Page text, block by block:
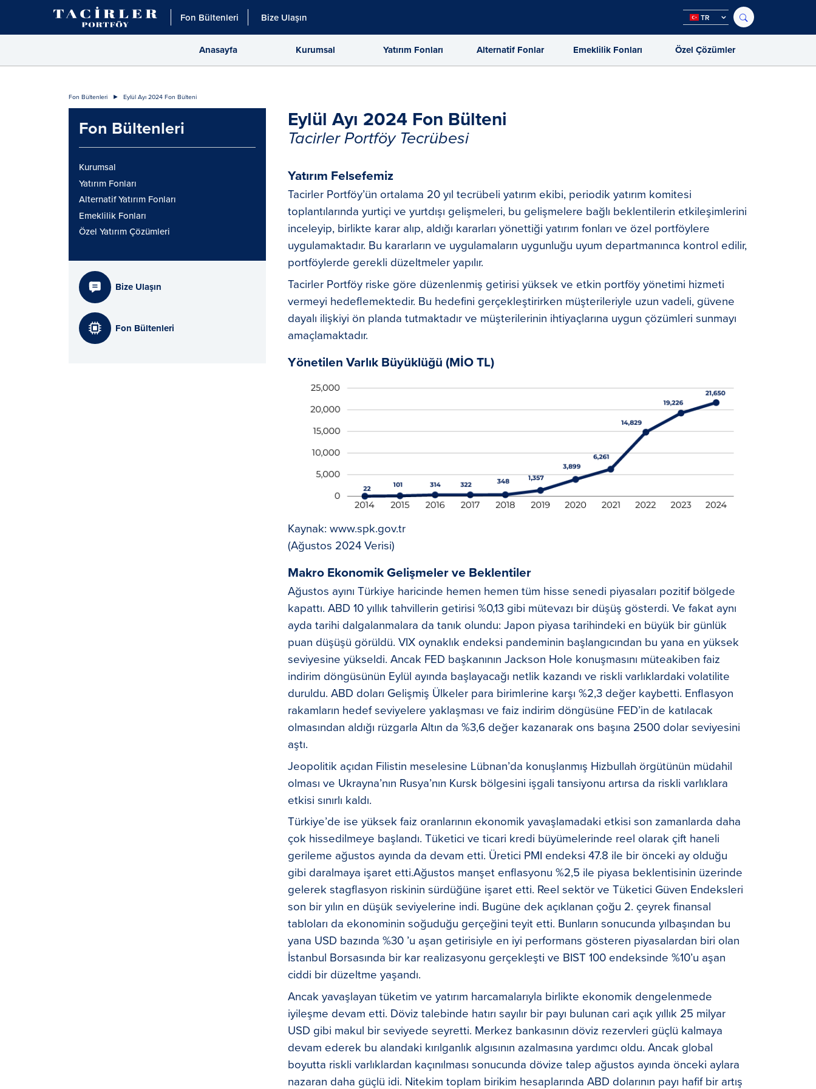
Fon Bültenleri Bize Ulaşın TR
Anasayfa Kurumsal Yatırım Fonları Alternatif Fonlar Emeklilik Fonları Özel Çözümler
Fon Bültenleri Eylül Ayı 2024 Fon Bülteni
Fon Bültenleri
Kurumsal
Yatırım Fonları
Alternatif Yatırım Fonları
Emeklilik Fonları
Özel Yatırım Çözümleri
Bize Ulaşın
Fon Bültenleri
Eylül Ayı 2024 Fon Bülteni
Tacirler Portföy Tecrübesi
Yatırım Felsefemiz
Tacirler Portföy’ün ortalama 20 yıl tecrübeli yatırım ekibi, periodik yatırım komitesi
toplantılarında yurtiçi ve yurtdışı gelişmeleri, bu gelişmelere bağlı beklentilerin etkileşimlerini
inceleyip, birlikte karar alıp, aldığı kararları yönettiği yatırım fonları ve özel portföylere
uygulamaktadır. Bu kararların ve uygulamaların uygunluğu uyum departmanınca kontrol edilir,
portföylerde gerekli düzeltmeler yapılır.
Tacirler Portföy riske göre düzenlenmiş getirisi yüksek ve etkin portföy yönetimi hizmeti
vermeyi hedeflemektedir. Bu hedefini gerçekleştirirken müşterileriyle uzun vadeli, güvene
dayalı ilişkiyi ön planda tutmaktadır ve müşterilerinin ihtiyaçlarına uygun çözümleri sunmayı
amaçlamaktadır.
Yönetilen Varlık Büyüklüğü (MİO TL)
Kaynak: www.spk.gov.tr
(Ağustos 2024 Verisi)
Makro Ekonomik Gelişmeler ve Beklentiler
Ağustos ayını Türkiye haricinde hemen hemen tüm hisse senedi piyasaları pozitif bölgede
kapattı. ABD 10 yıllık tahvillerin getirisi %0,13 gibi mütevazı bir düşüş gösterdi. Ve fakat aynı
ayda tarihi dalgalanmalara da tanık olundu: Japon piyasa tarihindeki en büyük bir günlük
puan düşüşü görüldü. VIX oynaklık endeksi pandeminin başlangıcından bu yana en yüksek
seviyesine yükseldi. Ancak FED başkanının Jackson Hole konuşmasını müteakiben faiz
indirim döngüsünün Eylül ayında başlayacağı netlik kazandı ve riskli varlıklardaki volatilite
duruldu. ABD doları Gelişmiş Ülkeler para birimlerine karşı %2,3 değer kaybetti. Enflasyon
rakamların hedef seviyelere yaklaşması ve faiz indirim döngüsüne FED’in de katılacak
olmasından aldığı rüzgarla Altın da %3,6 değer kazanarak ons başına 2500 dolar seviyesini
aştı.
Jeopolitik açıdan Filistin meselesine Lübnan’da konuşlanmış Hizbullah örgütünün müdahil
olması ve Ukrayna’nın Rusya’nın Kursk bölgesini işgali tansiyonu artırsa da riskli varlıklara
etkisi sınırlı kaldı.
Türkiye’de ise yüksek faiz oranlarının ekonomik yavaşlamadaki etkisi son zamanlarda daha
çok hissedilmeye başlandı. Tüketici ve ticari kredi büyümelerinde reel olarak çift haneli
gerileme ağustos ayında da devam etti. Üretici PMI endeksi 47.8 ile bir önceki ay olduğu
gibi daralmaya işaret etti.Ağustos manşet enflasyonu %2,5 ile piyasa beklentisinin üzerinde
gelerek stagflasyon riskinin sürdüğüne işaret etti. Reel sektör ve Tüketici Güven Endeksleri
son bir yılın en düşük seviyelerine indi. Bugüne dek açıklanan çoğu 2. çeyrek finansal
tabloları da ekonominin soğuduğu gerçeğini teyit etti. Bunların sonucunda yılbaşından bu
yana USD bazında %30 ’u aşan getirisiyle en iyi performans gösteren piyasalardan biri olan
İstanbul Borsasında bir kar realizasyonu gerçekleşti ve BIST 100 endeksinde %10’u aşan
ciddi bir düzeltme yaşandı.
Ancak yavaşlayan tüketim ve yatırım harcamalarıyla birlikte ekonomik dengelenmede
iyileşme devam etti. Döviz talebinde hatırı sayılır bir payı bulunan cari açık yıllık 25 milyar
USD gibi makul bir seviyede seyretti. Merkez bankasının döviz rezervleri güçlü kalmaya
devam ederek bu alandaki kırılganlık algısının azalmasına yardımcı oldu. Ancak global
boyutta riskli varlıklardan kaçınılması sonucunda dövize talep ağustos ayında önceki aylara
nazaran daha güçlü idi. Nitekim toplam birikim hesaplarında ABD dolarının payı hafif bir artış